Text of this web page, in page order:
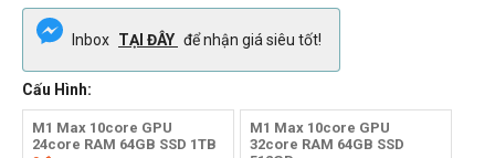
Inbox TẠI ĐÂY để nhận giá siêu tốt!
Cấu Hình:
M1 Max 10core GPU
24core RAM 64GB SSD 1TB
M1 Max 10core GPU
32core RAM 64GB SSD